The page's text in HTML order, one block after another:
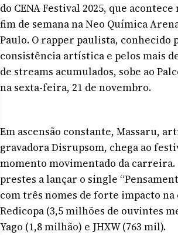
do CENA Festival 2025, que
fim de semana na Neo Química
Paulo. O rapper paulista, conhecido
consistência artística e pelos mais
de streams acumulados, sobe ao
na sexta-feira, 21 de novembro.
Em ascensão constante, Massaru,
gravadora Disrupsom, chega ao
momento movimentado da carreira.
prestes a lançar o single
com três nomes de forte impacto na
Redicopa (3,5 milhões de ouvintes
Yago (1,8 milhão) e JHXW (763 mil).